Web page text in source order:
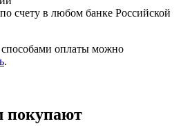
счету в любом банке Российской
способами оплаты можно
.
покупают